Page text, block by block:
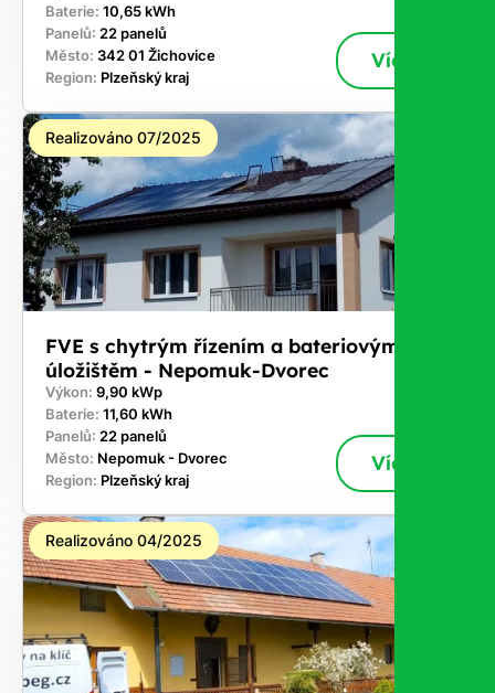
Baterie: 10,65 kWh
Panelů: 22 panelů
Město: 342 01 Žichovice
Region: Plzeňský kraj
Více
Realizováno 07/2025
FVE s chytrým řízením a bateriovým
úložištěm - Nepomuk-Dvorec
Výkon: 9,90 kWp
Baterie: 11,60 kWh
Panelů: 22 panelů
Město: Nepomuk - Dvorec
Region: Plzeňský kraj
Více
Realizováno 04/2025